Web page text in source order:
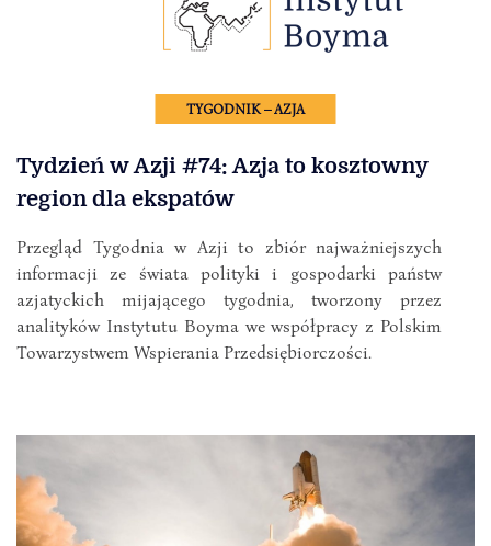
TYGODNIK – AZJA
Tydzień w Azji #74: Azja to kosztowny
region dla ekspatów
Przegląd Tygodnia w Azji to zbiór najważniejszych
informacji ze świata polityki i gospodarki państw
azjatyckich mijającego tygodnia, tworzony przez
analityków Instytutu Boyma we współpracy z Polskim
Towarzystwem Wspierania Przedsiębiorczości.